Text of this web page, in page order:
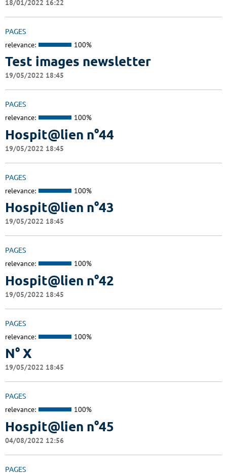
18/01/2022 16:22
PAGES
relevance: 100%
Test images newsletter
19/05/2022 18:45
PAGES
relevance: 100%
Hospit@lien n°44
19/05/2022 18:45
PAGES
relevance: 100%
Hospit@lien n°43
19/05/2022 18:45
PAGES
relevance: 100%
Hospit@lien n°42
19/05/2022 18:45
PAGES
relevance: 100%
N° X
19/05/2022 18:45
PAGES
relevance: 100%
Hospit@lien n°45
04/08/2022 12:56
PAGES